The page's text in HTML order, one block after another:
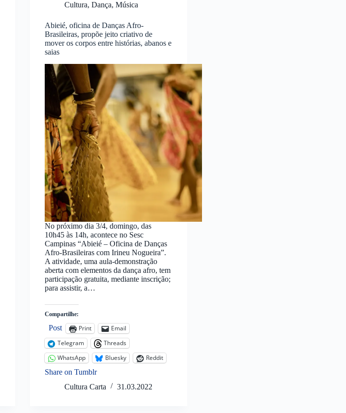
Cultura, Dança, Música
Abieié, oficina de Danças Afro-
Brasileiras, propõe jeito criativo de
mover os corpos entre histórias, abanos e
saias
No próximo dia 3/4, domingo, das
10h45 às 14h, acontece no Sesc
Campinas “Abieié – Oficina de Danças
Afro-Brasileiras com Irineu Nogueira”.
A atividade, uma aula-demonstração
aberta com elementos da dança afro, tem
participação gratuita, mediante inscrição;
para assistir, a…
Compartilhe:
Post Print
Email
Telegram
Threads
WhatsApp
Bluesky
Reddit
Share on Tumblr
Cultura Carta
31.03.2022